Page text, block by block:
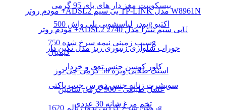
بیسکوییت مغز دار های بای 95 گرمی
پودر لباسشویی پلی واش 500g اکتیو
سیب زمینی نیمه سرخ شده 750g
کیمبال
اسنک طلایی ویژه 50 گرمی چی توز
عسل طبیعی - 900 گرمی سانتین
روغن سرخ کردنی بدون پالم 1620g
مودم روتر +ADSL2 بی سیم TP-LINK مدل W8961N
مودم روتر +ADSL2 بی سیم نتنزا مدل 2740U
جوراب شلواری زنبوری ریز مدل نگین دار
کاور کوسن جنس تدی و خزدار
سویشرت زنانه جنس دورس جیب پاکتی
تخم مرغ شانه 30 عددی